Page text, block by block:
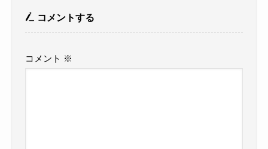
コメントする
コメント ※